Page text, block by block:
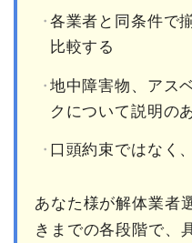
各業者と同条件で
比較する
地中障害物、アス
クについて説明の
口頭約束ではなく
あなた様が解体業者
きまでの各段階で、